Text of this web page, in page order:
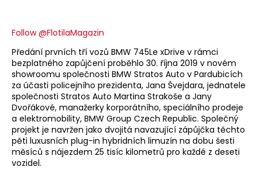
Follow @FlotilaMagazin
Předání prvních tří vozů BMW 745Le xDrive v rámci
bezplatného zapůjčení proběhlo 30. října 2019 v novém
showroomu společnosti BMW Stratos Auto v Pardubicích
za účasti policejního prezidenta, Jana Švejdara, jednatele
společnosti Stratos Auto Martina Strakoše a Jany
Dvořákové, manažerky korporátního, speciálního prodeje
a elektromobility, BMW Group Czech Republic. Společný
projekt je navržen jako dvojitá navazující zápůjčka těchto
pěti luxusních plug-in hybridních limuzín na dobu šesti
měsíců s nájezdem 25 tisíc kilometrů pro každé z deseti
vozidel.